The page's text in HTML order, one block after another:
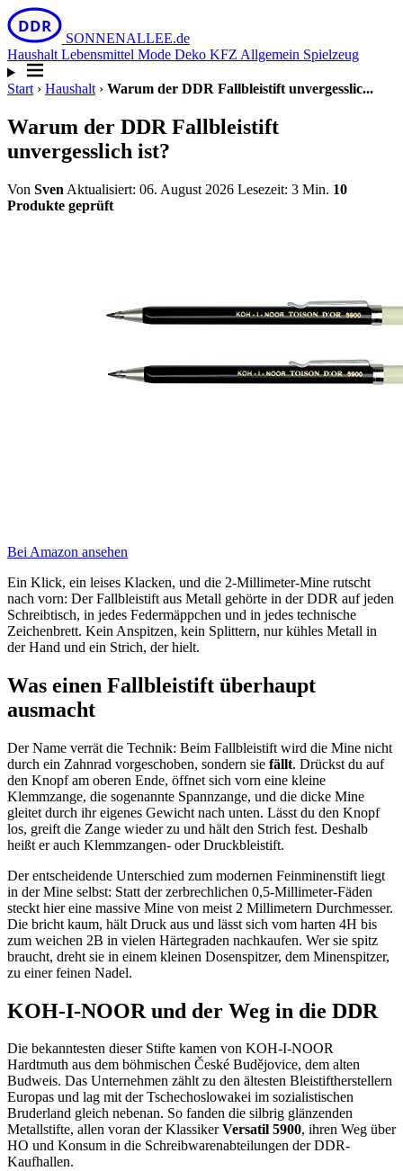
DDR
SONNENALLEE.de
Haushalt Lebensmittel Mode Deko KFZ Allgemein Spielzeug
Start › Haushalt › Warum der DDR Fallbleistift unvergesslic...
Warum der DDR Fallbleistift
unvergesslich ist?
Von Sven Aktualisiert: 06. August 2026 Lesezeit: 3 Min. 10
Produkte geprüft
Bei Amazon ansehen
Ein Klick, ein leises Klacken, und die 2-Millimeter-Mine rutscht
nach vorn: Der Fallbleistift aus Metall gehörte in der DDR auf jeden
Schreibtisch, in jedes Federmäppchen und in jedes technische
Zeichenbrett. Kein Anspitzen, kein Splittern, nur kühles Metall in
der Hand und ein Strich, der hielt.
Was einen Fallbleistift überhaupt
ausmacht
Der Name verrät die Technik: Beim Fallbleistift wird die Mine nicht
durch ein Zahnrad vorgeschoben, sondern sie fällt. Drückst du auf
den Knopf am oberen Ende, öffnet sich vorn eine kleine
Klemmzange, die sogenannte Spannzange, und die dicke Mine
gleitet durch ihr eigenes Gewicht nach unten. Lässt du den Knopf
los, greift die Zange wieder zu und hält den Strich fest. Deshalb
heißt er auch Klemmzangen- oder Druckbleistift.
Der entscheidende Unterschied zum modernen Feinminenstift liegt
in der Mine selbst: Statt der zerbrechlichen 0,5-Millimeter-Fäden
steckt hier eine massive Mine von meist 2 Millimetern Durchmesser.
Die bricht kaum, hält Druck aus und lässt sich vom harten 4H bis
zum weichen 2B in vielen Härtegraden nachkaufen. Wer sie spitz
braucht, dreht sie in einem kleinen Dosenspitzer, dem Minenspitzer,
zu einer feinen Nadel.
KOH-I-NOOR und der Weg in die DDR
Die bekanntesten dieser Stifte kamen von KOH-I-NOOR
Hardtmuth aus dem böhmischen České Budějovice, dem alten
Budweis. Das Unternehmen zählt zu den ältesten Bleistiftherstellern
Europas und lag mit der Tschechoslowakei im sozialistischen
Bruderland gleich nebenan. So fanden die silbrig glänzenden
Metallstifte, allen voran der KlassikerVersatil 5900, ihren Weg über
HO und Konsum in die Schreibwarenabteilungen der DDR-
Kaufhallen.